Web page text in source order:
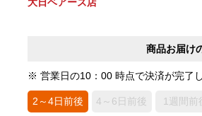
商品お届け
※ 営業日の10：00 時点で決済が完了
2～4日前後 4～6日前後 1週間前